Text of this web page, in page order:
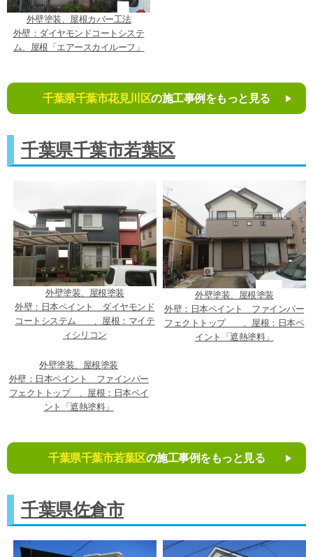
外壁塗装、屋根カバー工法
外壁：ダイヤモンドコートシステ
ム、屋根「エアースカイルーフ」
千葉県千葉市花見川区の施工事例をもっと見る
千葉県千葉市若葉区
外壁塗装、屋根塗装
外壁：日本ペイント ダイヤモンド
コートシステム 、屋根：マイテ
ィシリコン
外壁塗装、屋根塗装
外壁：日本ペイント ファインパー
フェクトトップ 、屋根：日本ペ
イント「遮熱塗料」
外壁塗装、屋根塗装
外壁：日本ペイント ファインパー
フェクトトップ 、屋根：日本ペイ
ント「遮熱塗料」
千葉県千葉市若葉区の施工事例をもっと見る
千葉県佐倉市